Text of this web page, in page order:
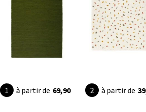
à partir de 69,90 à partir de